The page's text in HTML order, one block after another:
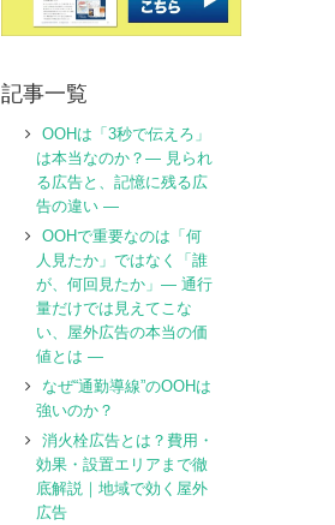
記事一覧
OOHは「3秒で伝えろ」
は本当なのか？― 見られ
る広告と、記憶に残る広
告の違い ―
OOHで重要なのは「何
人見たか」ではなく「誰
が、何回見たか」― 通行
量だけでは見えてこな
い、屋外広告の本当の価
値とは ―
なぜ“通勤導線”のOOHは
強いのか？
消火栓広告とは？費用・
効果・設置エリアまで徹
底解説｜地域で効く屋外
広告